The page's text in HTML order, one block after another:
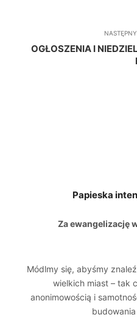
OGŁOSZENIA I
Papieska
Za ewangelizację
Módlmy się, abyśmy
wielkich miast – tak
anonimowością i